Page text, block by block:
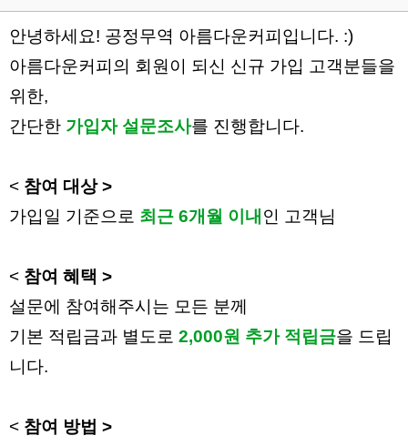
안녕하세요! 공정무역 아름다운커피입니다. :)
아름다운커피의 회원이 되신 신규 가입 고객분들을
위한,
간단한 가입자 설문조사를 진행합니다.
< 참여 대상 >
가입일 기준으로 최근 6개월 이내 인 고객님
< 참여 혜택 >
설문에 참여해주시는 모든 분께
기본 적립금과 별도로 2,000원 추가 적립금을 드립
니다.
< 참여 방법 >